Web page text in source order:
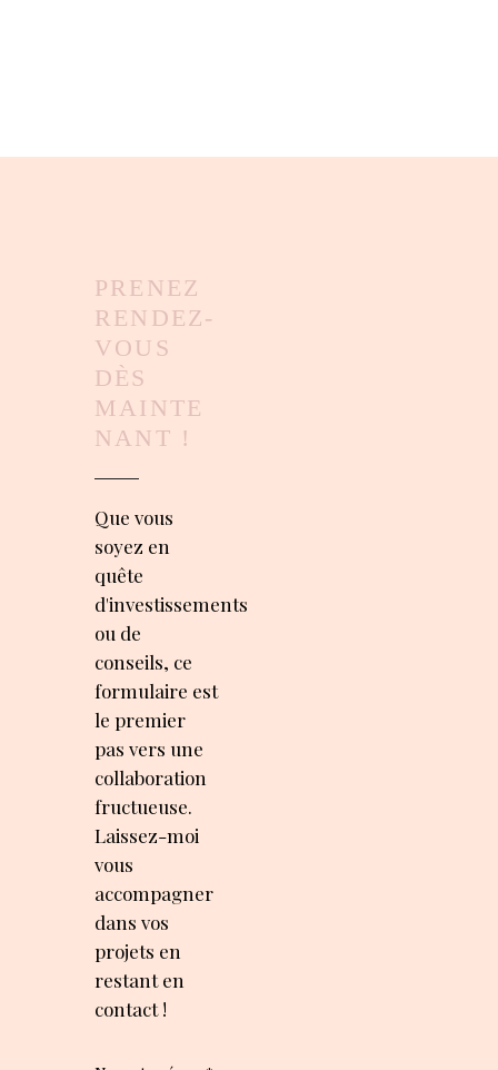
PRENEZ
RENDEZ-
VOUS
DÈS
MAINTE
NANT !
Que vous
soyez en
quête
d'investissements
ou de
conseils, ce
formulaire est
le premier
pas vers une
collaboration
fructueuse.
Laissez-moi
vous
accompagner
dans vos
projets en
restant en
contact !